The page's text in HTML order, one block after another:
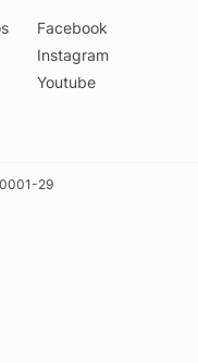
Facebook
Instagram
Youtube
29